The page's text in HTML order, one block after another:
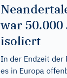
war 50.000
isoliert
In der Endzeit der
es in Europa